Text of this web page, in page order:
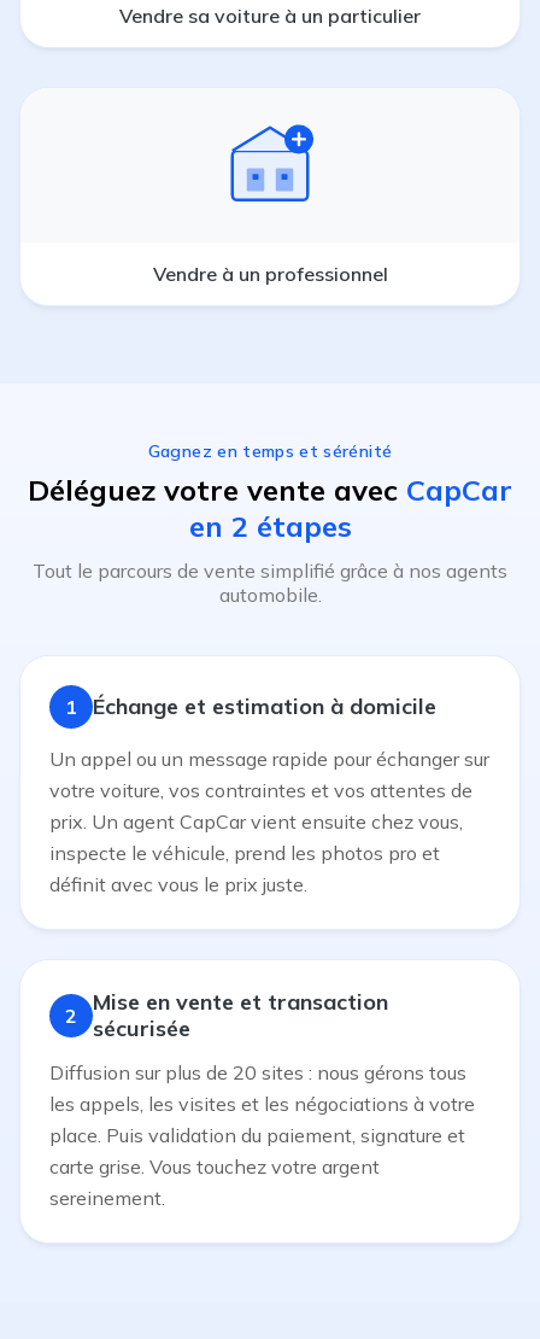
Vendre sa voiture à un particulier
Vendre à un professionnel
Gagnez en temps et sérénité
Déléguez votre vente avec CapCar
en 2 étapes
Tout le parcours de vente simplifié grâce à nos agents
automobile.
1 Échange et estimation à domicile
Un appel ou un message rapide pour échanger sur
votre voiture, vos contraintes et vos attentes de
prix. Un agent CapCar vient ensuite chez vous,
inspecte le véhicule, prend les photos pro et
définit avec vous le prix juste.
2
Mise en vente et transaction
sécurisée
Diffusion sur plus de 20 sites : nous gérons tous
les appels, les visites et les négociations à votre
place. Puis validation du paiement, signature et
carte grise. Vous touchez votre argent
sereinement.